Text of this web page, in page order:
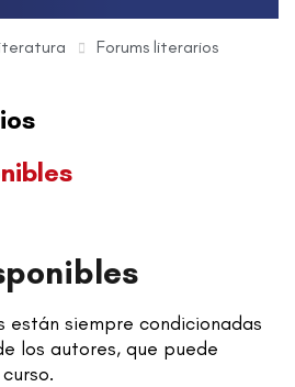
Forums literarios
están siempre condicionadas
los autores, que puede